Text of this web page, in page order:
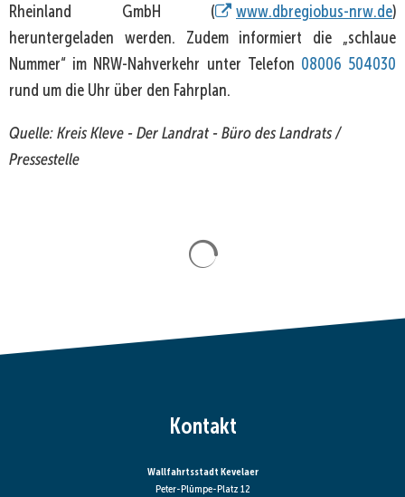
Rheinland GmbH (
www.dbregiobus-nrw.de)
heruntergeladen werden. Zudem informiert die „schlaue
Nummer“ im NRW-Nahverkehr unter Telefon 08006 504030
rund um die Uhr über den Fahrplan.
Quelle: Kreis Kleve - Der Landrat - Büro des Landrats /
Pressestelle
Kontakt
Wallfahrtsstadt Kevelaer
Peter-Plümpe-Platz 12